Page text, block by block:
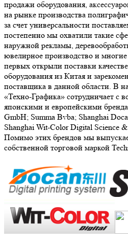
продажи оборудования,
на рынке производства
за счет универсальности
постепенно мы охватили такие
наружной рекламы,
ювелирное производство и
первых открыли поставки
оборудования из Китая и
поставщика в данной области. В
«Техно-Графика» сотрудничает с
японскими и европейскими
GmbH; Summa Bvba; Shanghai
Shanghai Wit-Color Digital Science
Помимо этих брендов мы
собственной торговой маркой